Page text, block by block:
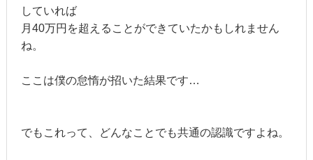
していれば
月40万円を超えることができていたかもしれません
ね。
ここは僕の怠惰が招いた結果です…
でもこれって、どんなことでも共通の認識ですよね。